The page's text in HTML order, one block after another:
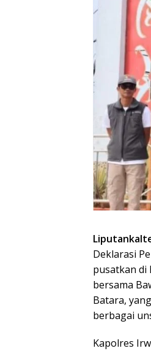
Deklarasi
pusatkan di
bersama
Batara,
berbagai
Kapolres